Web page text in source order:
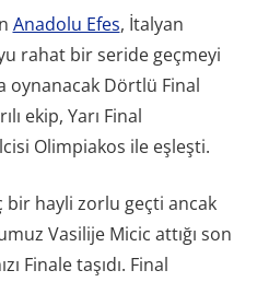
Anadolu Efes, İtalyan
rahat bir seride geçmeyi
oynanacak Dörtlü Final
ekip, Yarı Final
Olimpiakos ile eşleşti.
bir hayli zorlu geçti ancak
Vasilije Micic attığı son
Finale taşıdı. Final